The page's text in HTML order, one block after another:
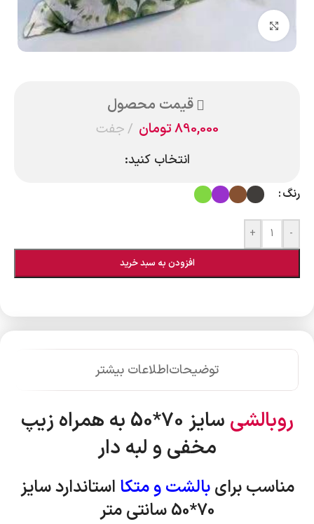
بزرگنمایی تصویر
قیمت محصول
890,000تومان جفت
انتخاب کنید:
رنگ
-
+
افزودن به سبد خرید
توضیحاتاطلاعات بیشتر
روبالشی
سایز 70*50 به همراه زیپ
مخفی و لبه دار
مناسب برایبالشت و متکا استانداردسایز
70*50 سانتی متر